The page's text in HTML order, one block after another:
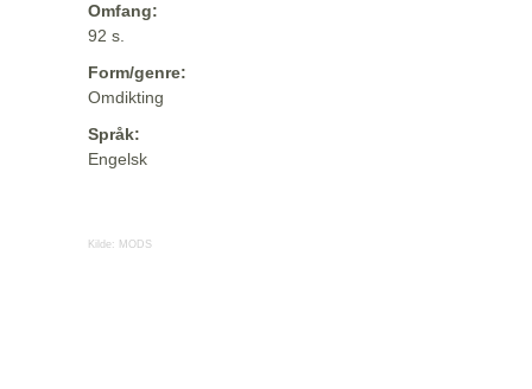
Omfang:
92 s.
Form/genre:
Omdikting
Språk:
Engelsk
Kilde: MODS